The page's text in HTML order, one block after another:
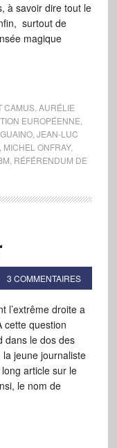
à savoir dire tout le
surtout de
magique
CAMUS, AURÉLIE
EUROPÉENNE
, JEAN-LUC
MICHEL ONFRAY,
RÉFÉRENDUM DE
3 COMMENTAIRES
l’extrême droite a
cette question
dans le dos des
jeune journaliste
article sur le
le nom de